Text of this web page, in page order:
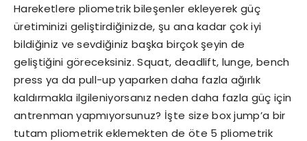
Hareketlere pliometrik bileşenler ekleyerek güç
üretiminizi geliştirdiğinizde, şu ana kadar çok iyi
bildiğiniz ve sevdiğiniz başka birçok şeyin de
geliştiğini göreceksiniz. Squat, deadlift, lunge, bench
press ya da pull-up yaparken daha fazla ağırlık
kaldırmakla ilgileniyorsanız neden daha fazla güç için
antrenman yapmıyorsunuz? İşte size box jump’a bir
tutam pliometrik eklemekten de öte 5 pliometrik